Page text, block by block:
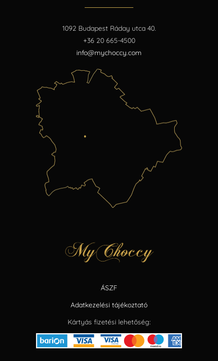
1092 Budapest Ráday utca 40.
+36 20 665-4500
info@mychoccy.com
ÁSZF
Adatkezelési tájékoztató
Kártyás fizetési lehetőség: